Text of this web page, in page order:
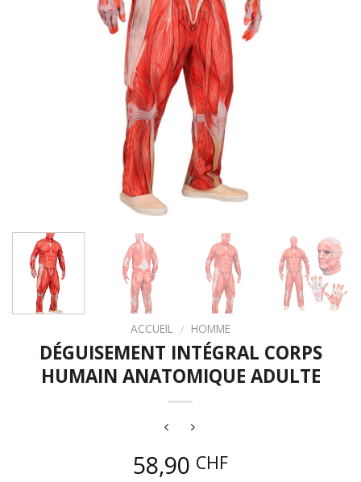
ACCUEIL / HOMME
DÉGUISEMENT INTÉGRAL CORPS
HUMAIN ANATOMIQUE ADULTE
58,90 CHF